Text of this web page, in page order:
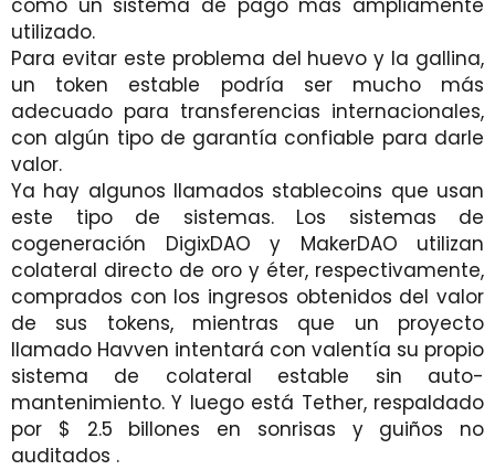
utilizado.
Para evitar este problema del huevo y la gallina,
un token estable podría ser mucho más
adecuado para transferencias internacionales,
con algún tipo de garantía confiable para darle
valor.
Ya hay algunos llamados stablecoins que usan
este tipo de sistemas. Los sistemas de
cogeneración DigixDAO y MakerDAO utilizan
colateral directo de oro y éter, respectivamente,
comprados con los ingresos obtenidos del valor
de sus tokens, mientras que un proyecto
llamado Havven intentará con valentía su propio
sistema de colateral estable sin auto-
mantenimiento. Y luego está Tether, respaldado
por $ 2.5 billones en sonrisas y guiños no
auditados .